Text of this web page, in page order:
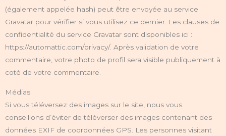
(également appelée hash) peut être envoyée au service
Gravatar pour vérifier si vous utilisez ce dernier. Les clauses de
confidentialité du service Gravatar sont disponibles ici :
https://automattic.com/privacy/. Après validation de votre
commentaire, votre photo de profil sera visible publiquement à
coté de votre commentaire.
Médias
Si vous téléversez des images sur le site, nous vous
conseillons d’éviter de téléverser des images contenant des
données EXIF de coordonnées GPS. Les personnes visitant